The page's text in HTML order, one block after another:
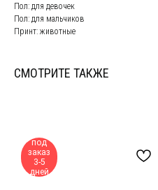
Пол: для девочек
Пол: для мальчиков
Принт: животные
СМОТРИТЕ ТАКЖЕ
под
заказ
3-5
дней